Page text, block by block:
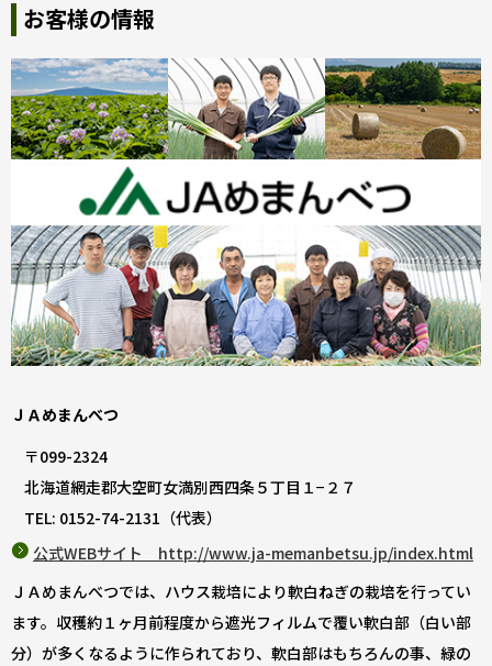
お客様の情報
ＪＡめまんべつ
〒099-2324
北海道網走郡大空町女満別西四条５丁目１−２７
TEL: 0152-74-2131（代表）
公式WEBサイト http://www.ja-memanbetsu.jp/index.html
ＪＡめまんべつでは、ハウス栽培により軟白ねぎの栽培を行ってい
ます。収穫約１ヶ月前程度から遮光フィルムで覆い軟白部（白い部
分）が多くなるように作られており、軟白部はもちろんの事、緑の